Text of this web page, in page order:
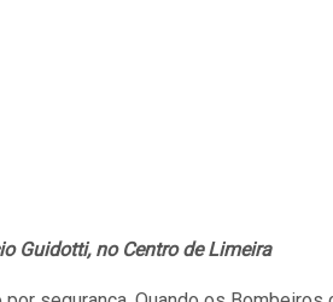
Guidotti, no Centro de Limeira